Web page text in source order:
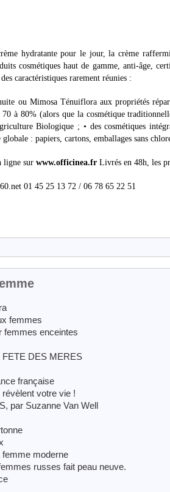
hydratante pour le jour, la crème
cosmétiques haut de gamme, anti-âge,
caractéristiques rarement réunies :
ou Mimosa Ténuiflora aux propriétés
à 80% (alors que la cosmétique
Biologique ; • des cosmétiques
: papiers, cartons, emballages sans
ligne sur www.officinea.fr Livrés en 48h, les
01 45 25 13 72 / 06 78 65 22 51
femmes
femmes enceintes
DES MERES
française
votre vie !
par Suzanne Van Well
femme moderne
russes fait peau neuve.